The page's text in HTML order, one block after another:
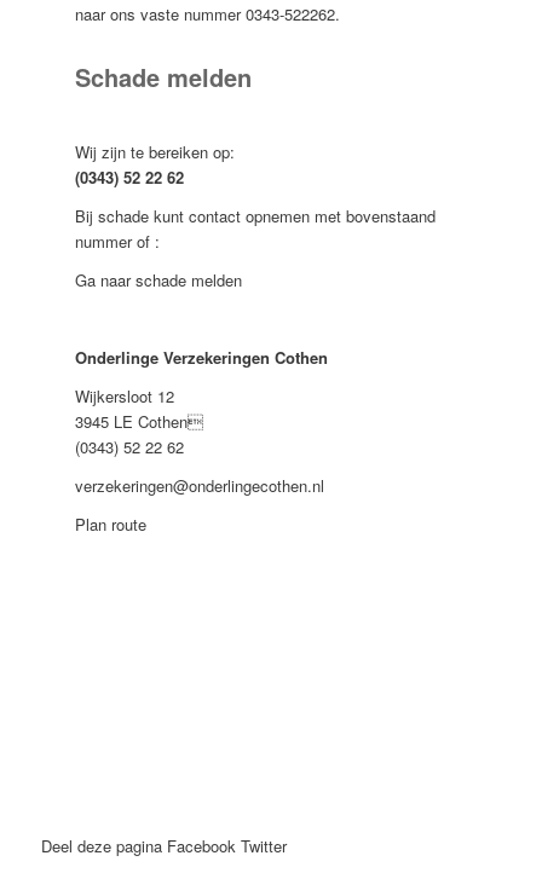
naar ons vaste nummer 0343-522262.
Schade melden
Wij zijn te bereiken op:
(0343) 52 22 62
Bij schade kunt contact opnemen met bovenstaand
nummer of :
Ga naar schade melden
Onderlinge Verzekeringen Cothen
Wijkersloot 12
3945 LE Cothen
(0343) 52 22 62
verzekeringen@onderlingecothen.nl
Plan route
Deel deze pagina Facebook Twitter